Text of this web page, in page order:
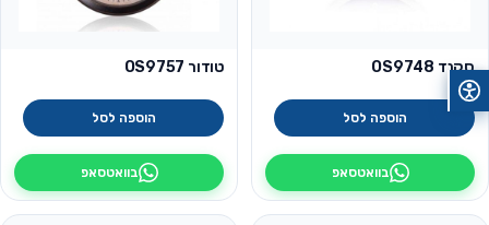
סקנד OS9748
הוספה לסל
בוואטסאפ
טודור OS9757
הוספה לסל
בוואטסאפ